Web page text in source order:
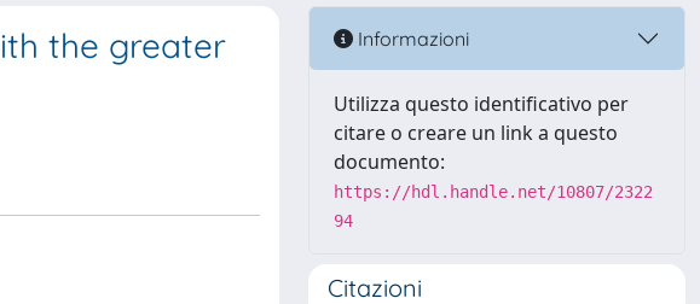
the greater
Informazioni
Utilizza questo identificativo per
citare o creare un link a questo
documento:
https://hdl.handle.net/10807/2322
94
Citazioni